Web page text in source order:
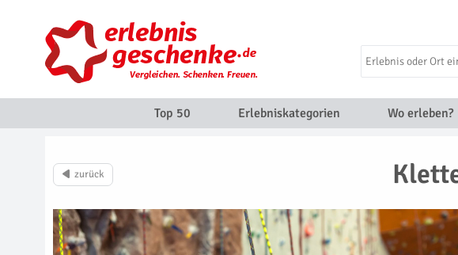
Top 50 Erlebniskategorien Wo erleben?